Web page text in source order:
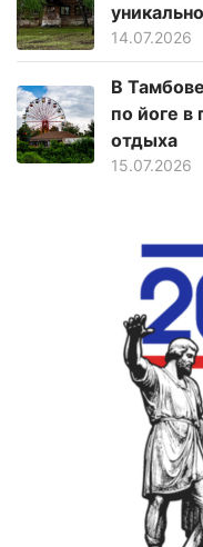
14.07.2026
В
по йоге в
отдыха
15.07.2026